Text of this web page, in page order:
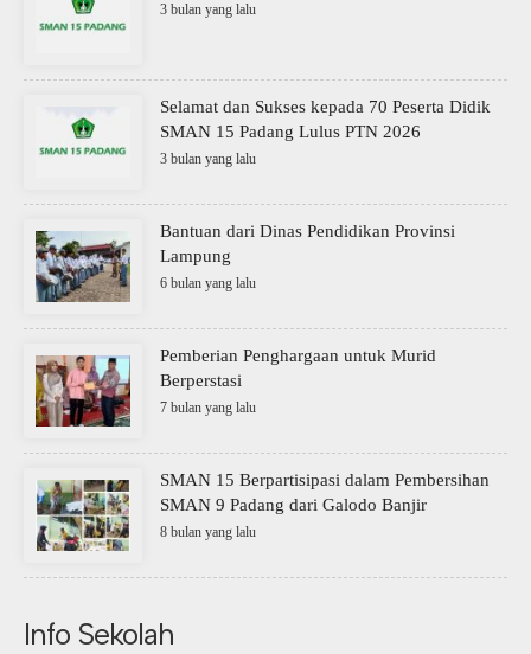
3 bulan yang lalu
Selamat dan Sukses kepada 70 Peserta Didik
SMAN 15 Padang Lulus PTN 2026
3 bulan yang lalu
Bantuan dari Dinas Pendidikan Provinsi
Lampung
6 bulan yang lalu
Pemberian Penghargaan untuk Murid
Berperstasi
7 bulan yang lalu
SMAN 15 Berpartisipasi dalam Pembersihan
SMAN 9 Padang dari Galodo Banjir
8 bulan yang lalu
Info Sekolah